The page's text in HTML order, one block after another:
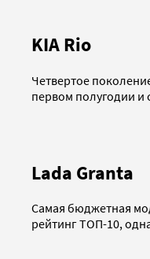
KIA Rio
Четвертое
первом полугодии и
Lada Granta
Самая бюджетная
рейтинг ТОП-10,